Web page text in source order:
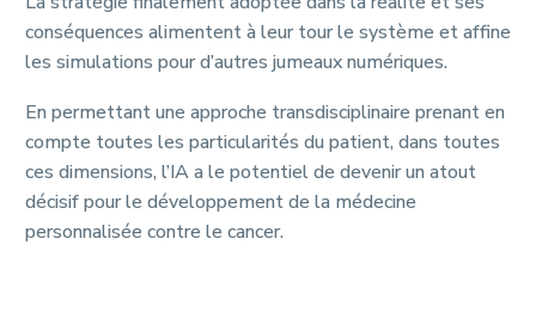
conséquences alimentent à leur tour le système et affine
les simulations pour d’autres jumeaux numériques.
En permettant une approche transdisciplinaire prenant en
compte toutes les particularités du patient, dans toutes
ces dimensions, l’IA a le potentiel de devenir un atout
décisif pour le développement de la médecine
personnalisée contre le cancer.